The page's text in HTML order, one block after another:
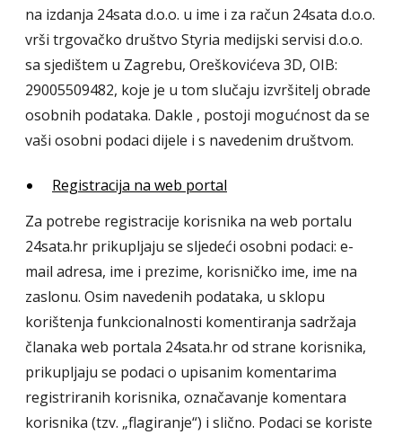
na izdanja 24sata d.o.o. u ime i za račun 24sata d.o.o.
vrši trgovačko društvo Styria medijski servisi d.o.o.
sa sjedištem u Zagrebu, Oreškovićeva 3D, OIB:
29005509482, koje je u tom slučaju izvršitelj obrade
osobnih podataka. Dakle , postoji mogućnost da se
vaši osobni podaci dijele i s navedenim društvom.
Registracija na web portal
Za potrebe registracije korisnika na web portalu
24sata.hr prikupljaju se sljedeći osobni podaci: e-
mail adresa, ime i prezime, korisničko ime, ime na
zaslonu. Osim navedenih podataka, u sklopu
korištenja funkcionalnosti komentiranja sadržaja
članaka web portala 24sata.hr od strane korisnika,
prikupljaju se podaci o upisanim komentarima
registriranih korisnika, označavanje komentara
korisnika (tzv. „flagiranje“) i slično. Podaci se koriste